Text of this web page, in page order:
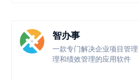
智办事
一款专门解决企业项目管
理和绩效管理的应用软件